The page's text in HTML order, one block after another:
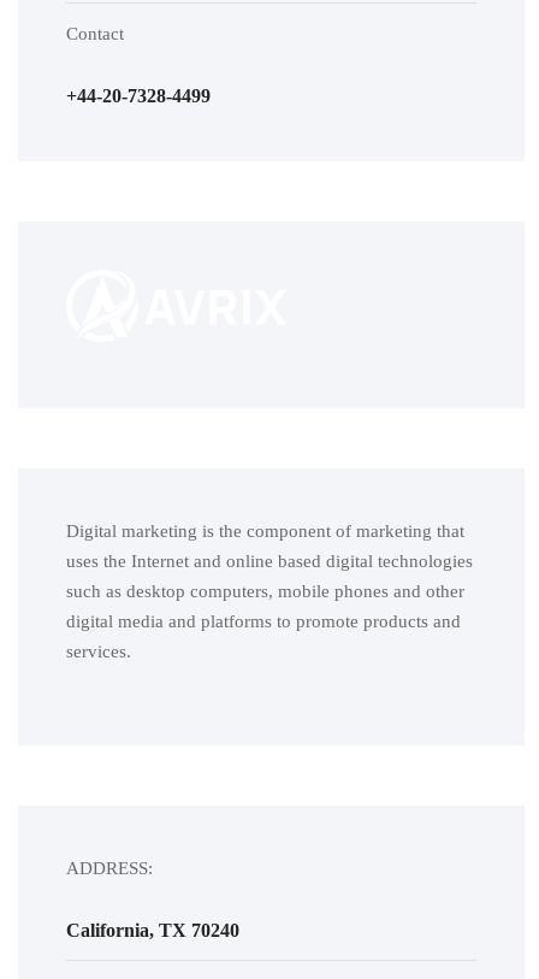
Contact
+44-20-7328-4499
Digital marketing is the component of marketing that
uses the Internet and online based digital technologies
such as desktop computers, mobile phones and other
digital media and platforms to promote products and
services.
ADDRESS:
California, TX 70240